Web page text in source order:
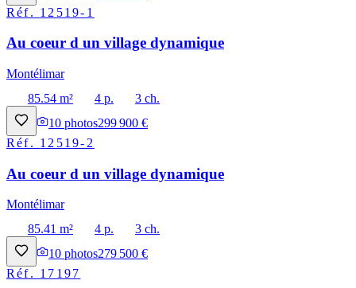
Réf. 12519-1
Au coeur d un village dynamique
Montélimar
85.54 m²
4 p.
3 ch.
10 photos299 900 €
Réf. 12519-2
Au coeur d un village dynamique
Montélimar
85.41 m²
4 p.
3 ch.
10 photos279 500 €
Réf. 17197